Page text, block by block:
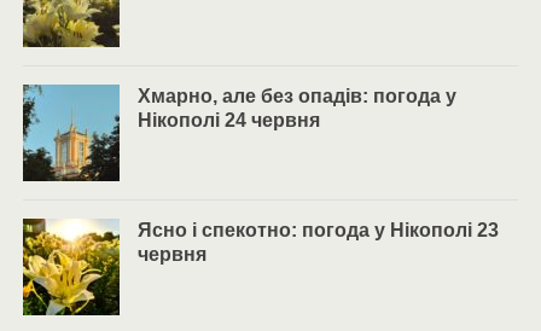
Хмарно, але без опадів: погода у
Нікополі 24 червня
Ясно і спекотно: погода у Нікополі 23
червня